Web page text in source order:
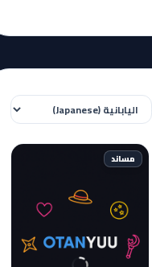
مساند